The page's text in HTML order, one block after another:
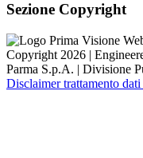
Sezione Copyright
Copyright 2026 |
Parma S.p.A. | Divisione
Disclaimer trattamento dati